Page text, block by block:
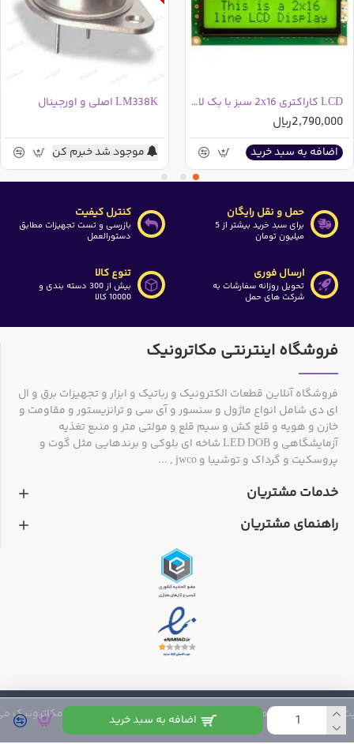
اضافه به سبد خرید
LCD کاراکتری 2x16 سبز با بک لایت
2,790,000ریال
اضافه به سبد خرید
LM338K اصلی و اورجینال
موجود شد خبرم کن
حمل و نقل رایگان
برای سبد خرید بیشتر از 5
میلیون تومان
کنترل کیفیت
بازرسی و تست تجهیزات مطابق
دستورالعمل
ارسال فوری
تحویل روزانه سفارشات به
شرکت های حمل
تنوع کالا
بیش از 300 دسته بندی و
10000 کالا
فروشگاه اینترنتی مکاترونیک
فروشگاه آنلاین قطعات الکترونیک و رباتیک و ابزار و تجهیزات برق و ال
ای دی شامل انواع ماژول و سنسور و آی سی و ترانزیستور و مقاومت و
خازن و هویه و قلع کش و سیم قلع و مولتی متر و منبع تغذیه
آزمایشگاهی و LED DOB شاخه ای بلوکی و برندهایی مثل گوت و
پروسکیت و گرداک و توشیبا و jwco , ...
خدمات مشتریان
راهنمای مشتریان
فروشگاه مکاترونیک می باشد